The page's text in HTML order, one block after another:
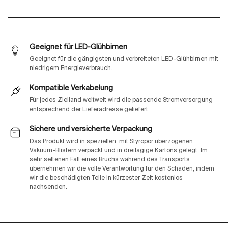
Geeignet für LED-Glühbirnen
Geeignet für die gängigsten und verbreiteten LED-Glühbirnen mit
niedrigem Energieverbrauch.
Kompatible Verkabelung
Für jedes Zielland weltweit wird die passende Stromversorgung
entsprechend der Lieferadresse geliefert.
Sichere und versicherte Verpackung
Das Produkt wird in speziellen, mit Styropor überzogenen
Vakuum-Blistern verpackt und in dreilagige Kartons gelegt. Im
sehr seltenen Fall eines Bruchs während des Transports
übernehmen wir die volle Verantwortung für den Schaden, indem
wir die beschädigten Teile in kürzester Zeit kostenlos
nachsenden.